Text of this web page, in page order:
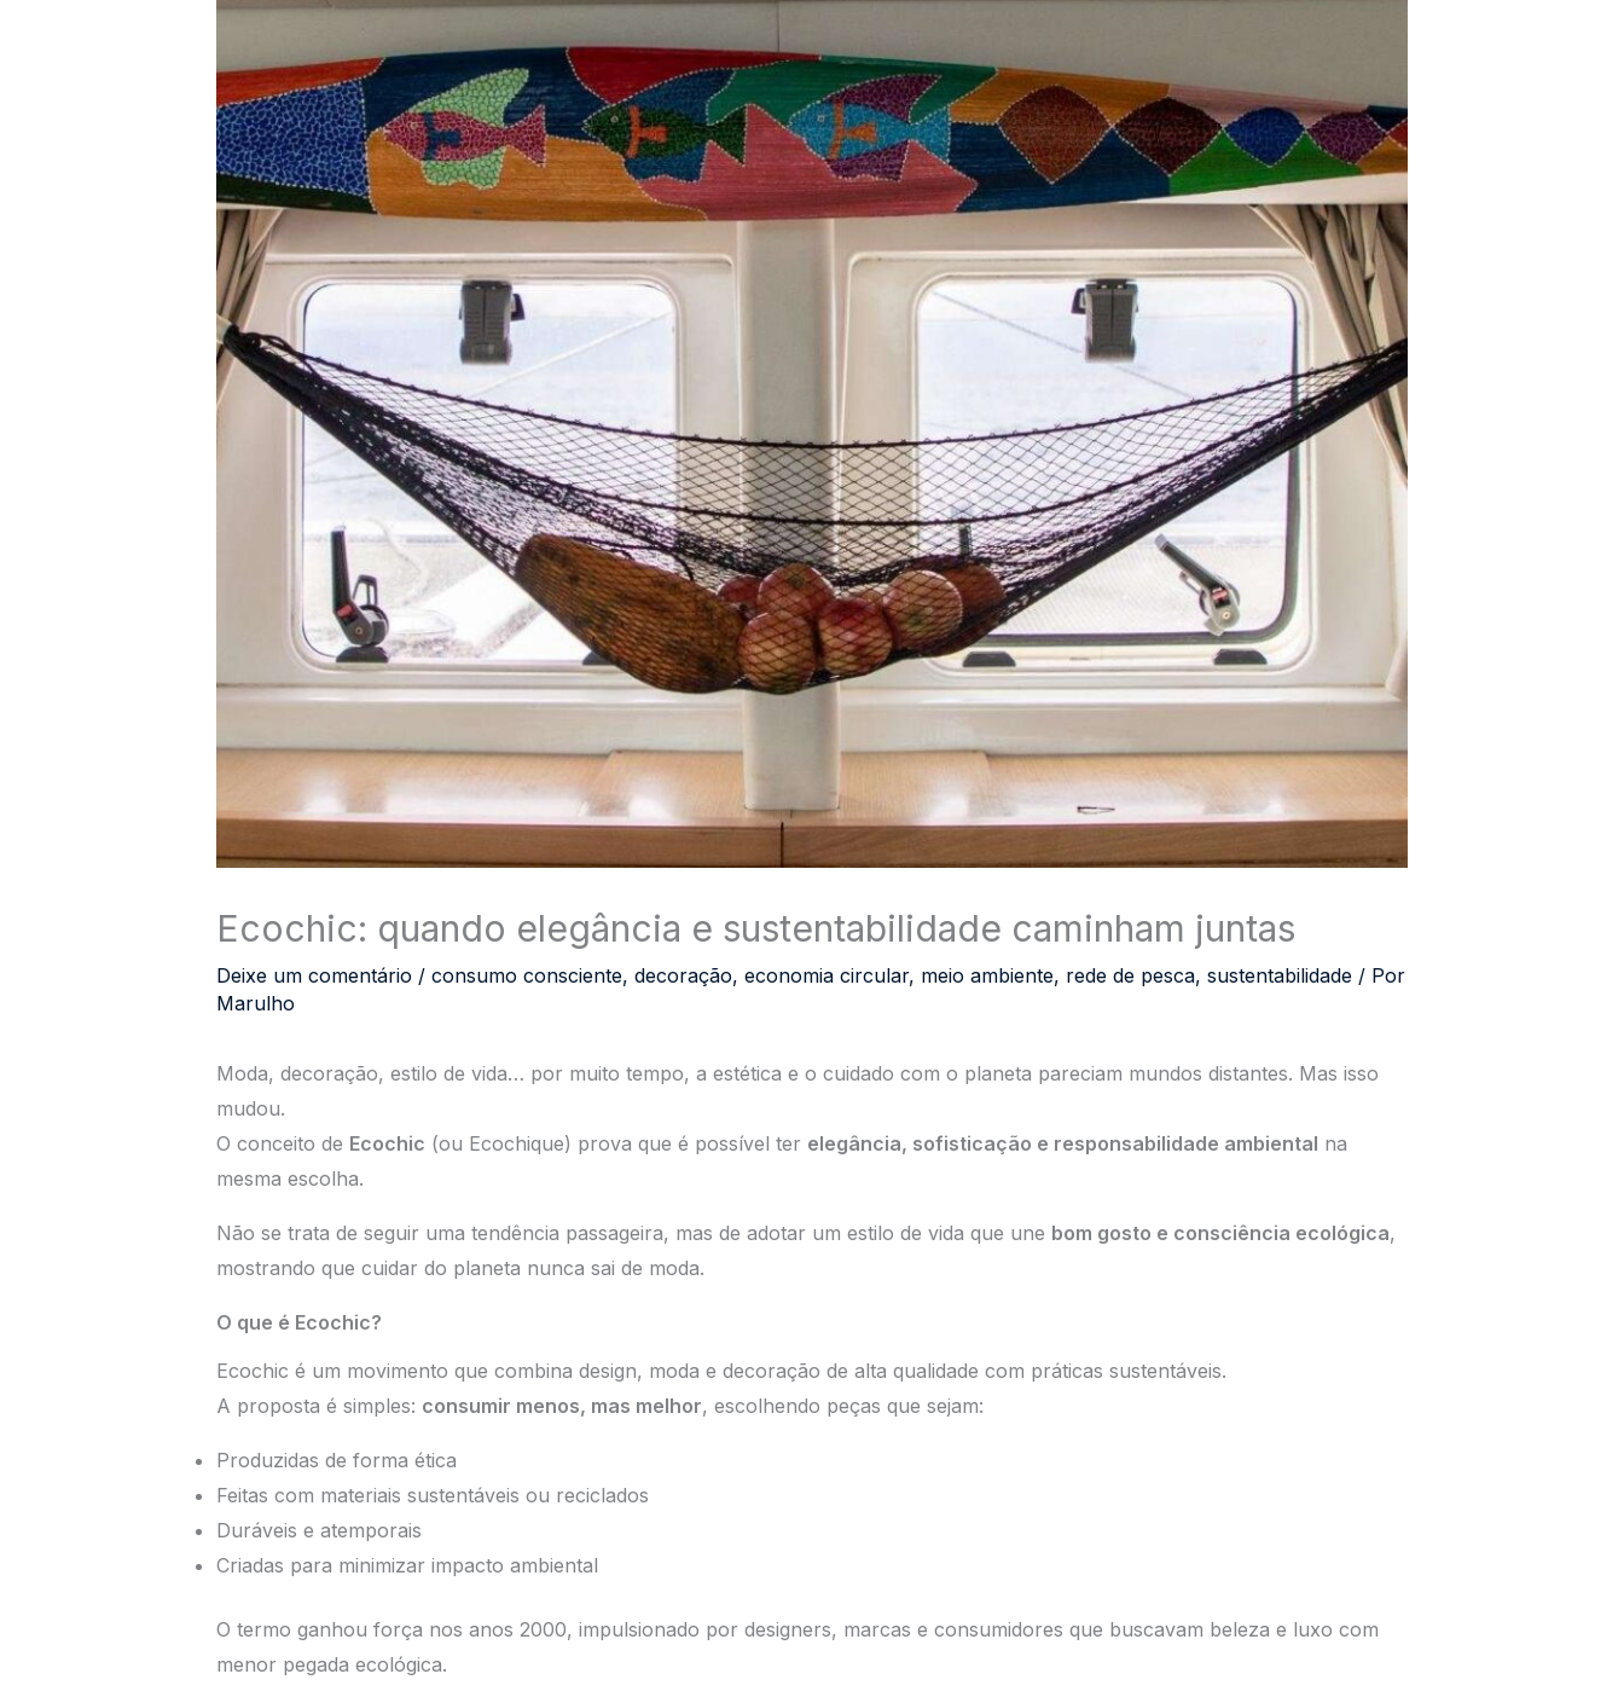
Ecochic: quando elegância e sustentabilidade caminham juntas
Deixe um comentário / consumo consciente, decoração, economia circular, meio ambiente, rede de pesca, sustentabilidade/ Por
Marulho
Moda, decoração, estilo de vida… por muito tempo, a estética e o cuidado com o planeta pareciam mundos distantes. Mas isso
mudou.
O conceito de Ecochic (ou Ecochique) prova que é possível ter elegância, sofisticação e responsabilidade ambiental na
mesma escolha.
Não se trata de seguir uma tendência passageira, mas de adotar um estilo de vida que une bom gosto e consciência ecológica,
mostrando que cuidar do planeta nunca sai de moda.
O que é Ecochic?
Ecochic é um movimento que combina design, moda e decoração de alta qualidade com práticas sustentáveis.
A proposta é simples: consumir menos, mas melhor, escolhendo peças que sejam:
Produzidas de forma ética
Feitas com materiais sustentáveis ou reciclados
Duráveis e atemporais
Criadas para minimizar impacto ambiental
O termo ganhou força nos anos 2000, impulsionado por designers, marcas e consumidores que buscavam beleza e luxo com
menor pegada ecológica.